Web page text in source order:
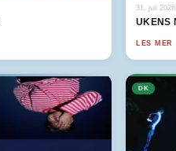
31. juli 2026
UKENS
LES MER
DK